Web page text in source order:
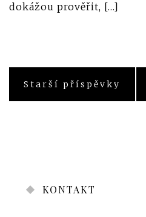
dokážou prověřit, […]
Navigace
Starší příspěvky
KONTAKT